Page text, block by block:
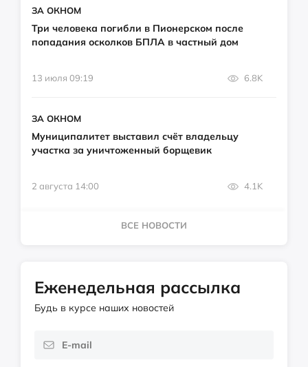
ЗА ОКНОМ
Три человека погибли в Пионерском после
попадания осколков БПЛА в частный дом
13 июля 09:19 6.8K
ЗА ОКНОМ
Муниципалитет выставил счёт владельцу
участка за уничтоженный борщевик
2 августа 14:00 4.1K
ВСЕ НОВОСТИ
Еженедельная рассылка
Будь в курсе наших новостей